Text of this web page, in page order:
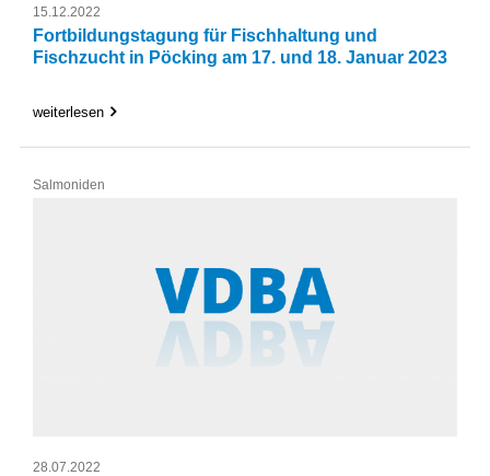
15.12.2022
Fortbildungstagung für Fischhaltung und
Fischzucht in Pöcking am 17. und 18. Januar 2023
weiterlesen
Salmoniden
28.07.2022